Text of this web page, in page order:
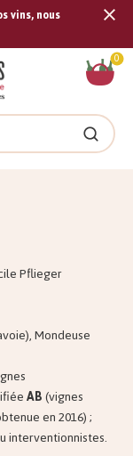
vins, nous
0
Pflieger
Mondeuse
AB(vignes
en 2016) ;
interventionnistes.